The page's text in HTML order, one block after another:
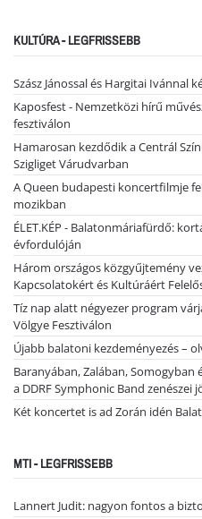
KULTÚRA - LEGFRISSEBB
Szász Jánossal és Hargitai Ivánnal
Kaposfest - Nemzetközi hírű
fesztiválon
Hamarosan kezdődik a Centrál
Szigliget Várudvarban
A Queen budapesti koncertfilmje
mozikban
ÉLET.KÉP - Balatonmáriafürdő:
évfordulóján
Három országos közgyűjtemény
Kapcsolatokért és Kultúráért
Tíz nap alatt négyezer program
Völgye Fesztiválon
Újabb balatoni kezdeményezés –
Baranyában, Zalában,
a DDRF Symphonic Band zenészei
Két koncertet is ad Zorán idén
MTI - LEGFRISSEBB
Lannert Judit: nagyon fontos a